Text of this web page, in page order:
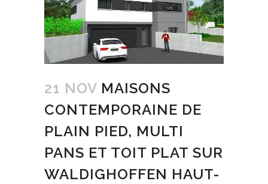
21 NOV MAISONS
CONTEMPORAINE DE
PLAIN PIED, MULTI
PANS ET TOIT PLAT SUR
WALDIGHOFFEN HAUT-